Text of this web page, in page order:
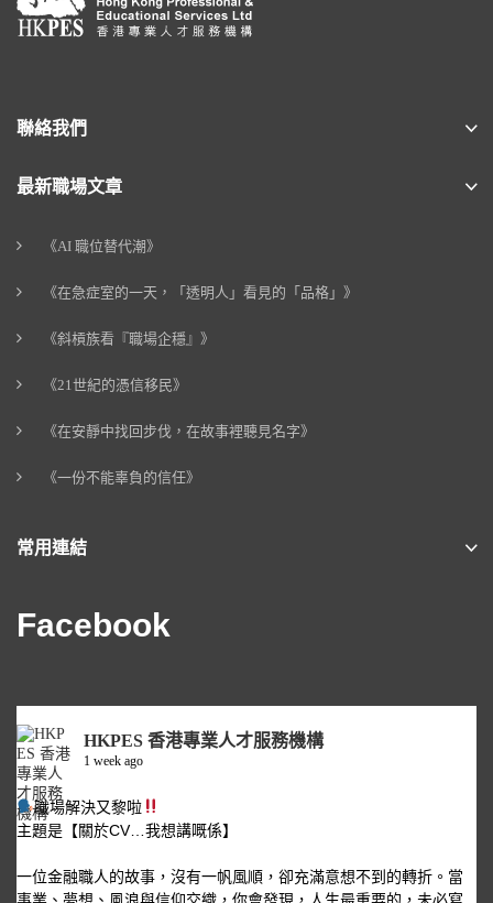
聯絡我們
最新職場文章
《AI 職位替代潮》
《在急症室的一天，「透明人」看見的「品格」》
《斜槓族看『職場企穩』》
《21世紀的憑信移民》
《在安靜中找回步伐，在故事裡聽見名字》
《一份不能辜負的信任》
常用連結
Facebook
HKPES 香港專業人才服務機構
1 week ago
職場解決又黎啦
主題是【關於CV…我想講嘅係】
一位金融職人的故事，沒有一帆風順，卻充滿意想不到的轉折。當
事業、夢想、風浪與信仰交織，你會發現，人生最重要的，未必寫